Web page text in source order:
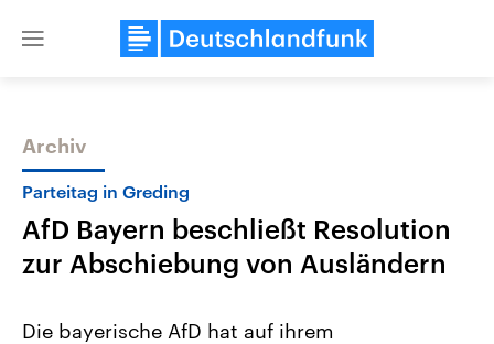
Close
Themen
Archiv
Parteitag in Greding
AfD Bayern beschließt Resolution
zur Abschiebung von Ausländern
Die bayerische AfD hat auf ihrem